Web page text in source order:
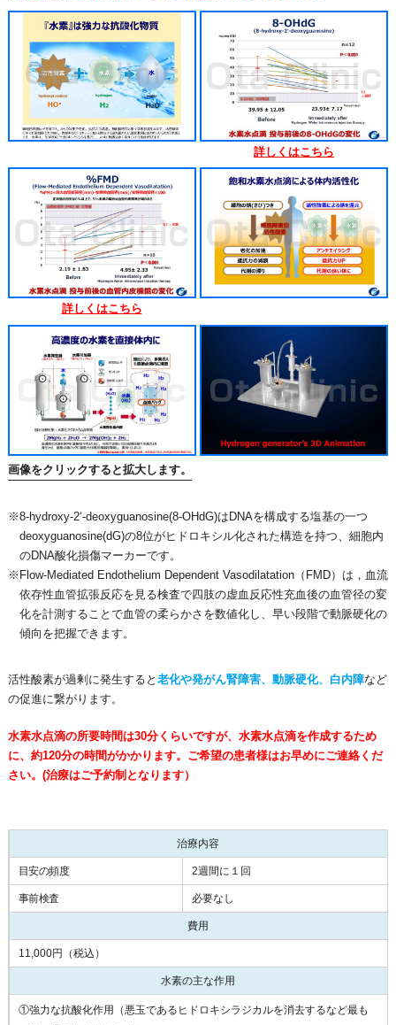
詳しくはこちら
詳しくはこちら
画像をクリックすると拡大します。
※8-hydroxy-2‘-deoxyguanosine(8-OHdG)はDNAを構成する塩基の一つ
deoxyguanosine(dG)の8位がヒドロキシル化された構造を持つ、細胞内
のDNA酸化損傷マーカーです。
※Flow-Mediated Endothelium Dependent Vasodilatation（FMD）は，血流
依存性血管拡張反応を見る検査で四肢の虚血反応性充血後の血管径の変
化を計測することで血管の柔らかさを数値化し、早い段階で動脈硬化の
傾向を把握できます。
活性酸素が過剰に発生すると 老化や発がん腎障害、動脈硬化、白内障など
の促進に繋がります。
水素水点滴の所要時間は30分くらいですが、水素水点滴を作成するため
に、約120分の時間がかかります。ご希望の患者様はお早めにご連絡くだ
さい。(治療はご予約制となります）
治療内容
目安の頻度 2週間に１回
事前検査 必要なし
費用
11,000円（税込）
水素の主な作用
①強力な抗酸化作用（悪玉であるヒドロキシラジカルを消去するなど最も